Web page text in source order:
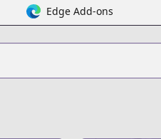
Edge Add-ons